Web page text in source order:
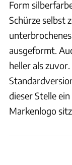
Form
Schürze selbst
ausgeformt.
heller als
dieser Stelle
Markenlogo